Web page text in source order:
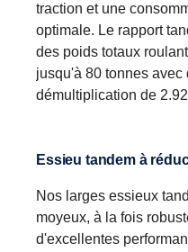
traction et une
optimale. Le rapport
des poids totaux
jusqu'à 80 tonnes avec
démultiplication de
Essieu tandem à
Nos larges essieux
moyeux, à la fois
d'excellentes